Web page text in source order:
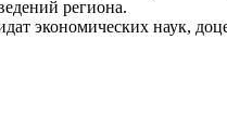
региона.
экономических наук,